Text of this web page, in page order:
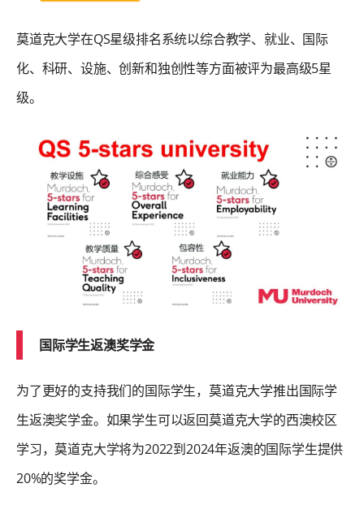
莫道克大学在QS星级排名系统以综合教学、就业、国际
化、科研、设施、创新和独创性等方面被评为最高级5星
级。
国际学生返澳奖学金
为了更好的支持我们的国际学生，莫道克大学推出国际学
生返澳奖学金。如果学生可以返回莫道克大学的西澳校区
学习，莫道克大学将为2022到2024年返澳的国际学生提供
20%的奖学金。